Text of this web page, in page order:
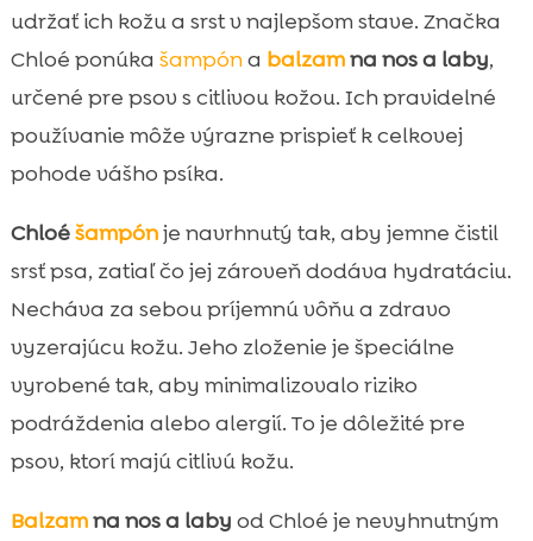
udržať ich kožu a srst v najlepšom stave. Značka
Chloé ponúka šampóna balzamna nos a laby,
určené pre psov s citlivou kožou. Ich pravidelné
používanie môže výrazne prispieť k celkovej
pohode vášho psíka.
Chloéšampónje navrhnutý tak, aby jemne čistil
srsť psa, zatiaľ čo jej zároveň dodáva hydratáciu.
Necháva za sebou príjemnú vôňu a zdravo
vyzerajúcu kožu. Jeho zloženie je špeciálne
vyrobené tak, aby minimalizovalo riziko
podráždenia alebo alergií. To je dôležité pre
psov, ktorí majú citlivú kožu.
Balzamna nos a laby od Chloé je nevyhnutným